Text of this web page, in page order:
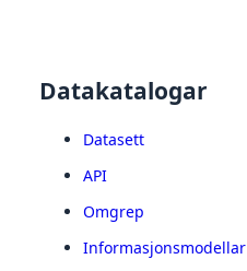
Datakatalogar
Datasett
API
Omgrep
Informasjonsmodellar